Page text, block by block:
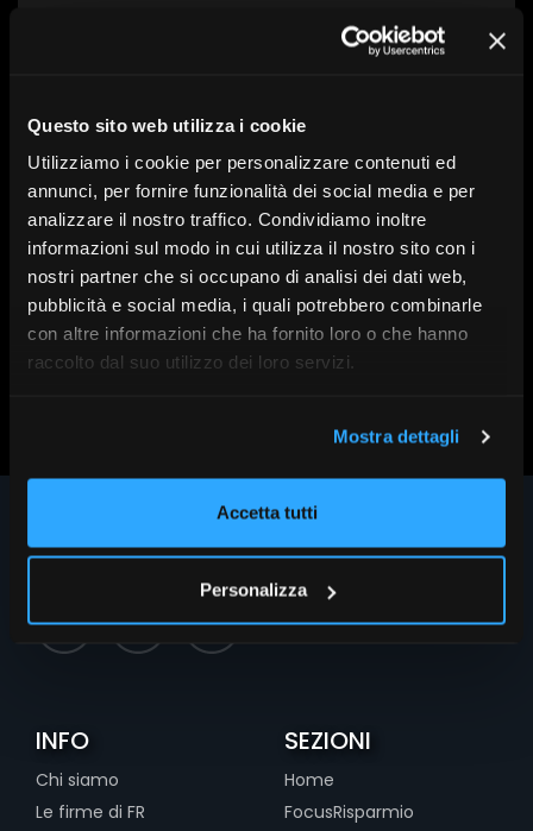
Questo sito web utilizza i cookie
Utilizziamo i cookie per personalizzare contenuti ed
annunci, per fornire funzionalità dei social media e per
analizzare il nostro traffico. Condividiamo inoltre
informazioni sul modo in cui utilizza il nostro sito con i
nostri partner che si occupano di analisi dei dati web,
pubblicità e social media, i quali potrebbero combinarle
con altre informazioni che ha fornito loro o che hanno
raccolto dal suo utilizzo dei loro servizi.
Mostra dettagli
Accetta tutti
Personalizza
Giovanni Sandri, Marco Bizzozero,
David Trucano, Stefano Catanzaro, Lavinia Spingardi
A cura di:BlackRock
Serie:
SdR22
11/05/2022
Scopri altri contenuti su FR|Vision
INFO
Chi siamo
Le firme di FR
SEZIONI
Home
FocusRisparmio